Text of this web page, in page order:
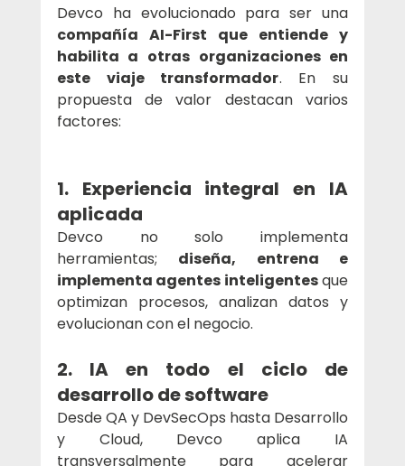
compañía AI-First que entiende y
habilita a otras organizaciones en
este viaje transformador. En su
propuesta de valor destacan varios
factores:
1. Experiencia integral en IA
aplicada
Devco no solo implementa
herramientas; diseña, entrena e
implementa agentes inteligentes que
optimizan procesos, analizan datos y
evolucionan con el negocio.
2. IA en todo el ciclo de
desarrollo de software
Desde QA y DevSecOps hasta Desarrollo
y Cloud, Devco aplica IA
transversalmente para acelerar